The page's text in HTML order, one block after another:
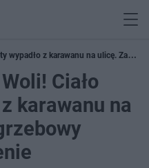
wypadło z karawanu na ulicę. Zakład
Ciało
karawanu na